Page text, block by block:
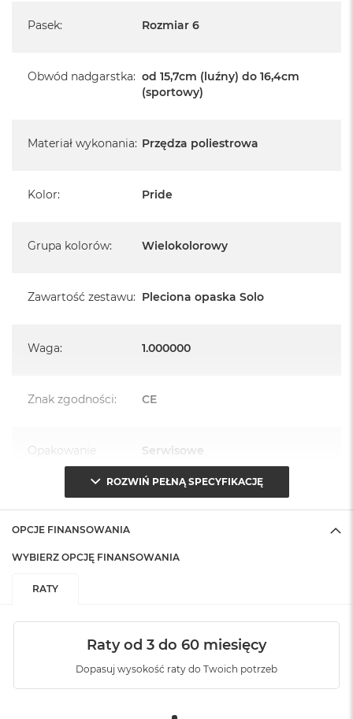
Pasek: Rozmiar 6
Obwód nadgarstka: od 15,7cm (luźny) do 16,4cm
(sportowy)
Materiał wykonania: Przędza poliestrowa
Kolor: Pride
Grupa kolorów: Wielokolorowy
Zawartość zestawu: Pleciona opaska Solo
Waga: 1.000000
Znak zgodności: CE
Opakowanie
(pudełko):
Serwisowe
ROZWIŃ PEŁNĄ SPECYFIKACJĘ
OPCJE FINANSOWANIA
WYBIERZ OPCJĘ FINANSOWANIA
RATY
Raty od 3 do 60 miesięcy
Dopasuj wysokość raty do Twoich potrzeb